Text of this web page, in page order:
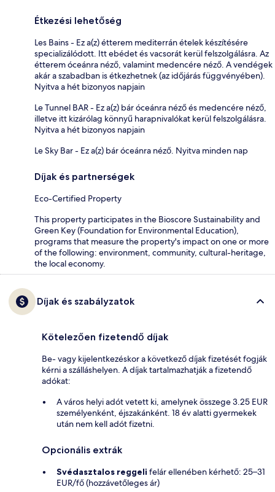
Étkezési lehetőség
Les Bains - Ez a(z) étterem mediterrán ételek készítésére
specializálódott. Itt ebédet és vacsorát kerül felszolgálásra. Az
étterem óceánra néző, valamint medencére néző. A vendégek
akár a szabadban is étkezhetnek (az időjárás függvényében).
Nyitva a hét bizonyos napjain
Le Tunnel BAR - Ez a(z) bár óceánra néző és medencére néző,
illetve itt kizárólag könnyű harapnivalókat kerül felszolgálásra.
Nyitva a hét bizonyos napjain
Le Sky Bar - Ez a(z) bár óceánra néző. Nyitva minden nap
Díjak és partnerségek
Eco-Certified Property
This property participates in the Bioscore Sustainability and
Green Key (Foundation for Environmental Education),
programs that measure the property's impact on one or more
of the following: environment, community, cultural-heritage,
the local economy.
Díjak és szabályzatok
Kötelezően fizetendő díjak
Be- vagy kijelentkezéskor a következő díjak fizetését fogják
kérni a szálláshelyen. A díjak tartalmazhatják a fizetendő
adókat:
A város helyi adót vetett ki, amelynek összege 3.25 EUR
személyenként, éjszakánként. 18 év alatti gyermekek
után nem kell adót fizetni.
Opcionális extrák
Svédasztalos reggeli felár ellenében kérhető: 25–31
EUR/fő (hozzávetőleges ár)